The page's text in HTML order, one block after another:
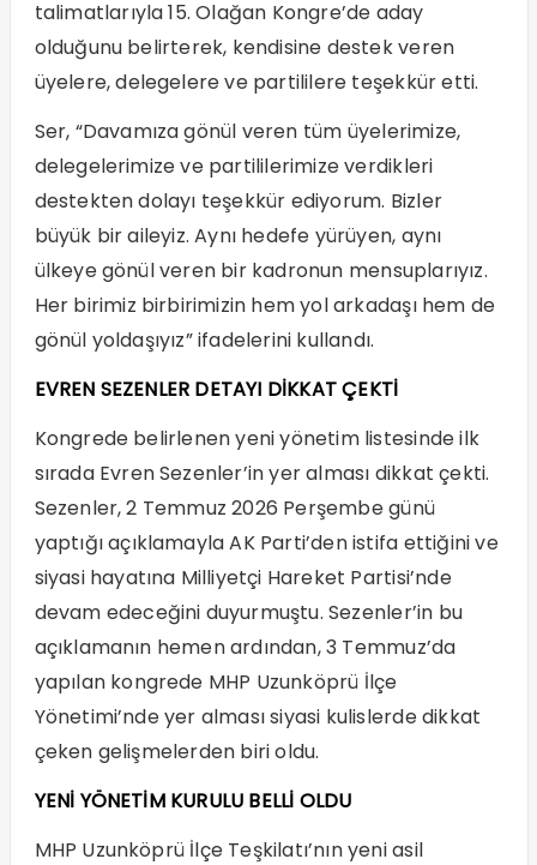
talimatlarıyla 15. Olağan Kongre’de aday
olduğunu belirterek, kendisine destek veren
üyelere, delegelere ve partililere teşekkür etti.
Ser, “Davamıza gönül veren tüm üyelerimize,
delegelerimize ve partililerimize verdikleri
destekten dolayı teşekkür ediyorum. Bizler
büyük bir aileyiz. Aynı hedefe yürüyen, aynı
ülkeye gönül veren bir kadronun mensuplarıyız.
Her birimiz birbirimizin hem yol arkadaşı hem de
gönül yoldaşıyız” ifadelerini kullandı.
EVREN SEZENLER DETAYI DİKKAT ÇEKTİ
Kongrede belirlenen yeni yönetim listesinde ilk
sırada Evren Sezenler’in yer alması dikkat çekti.
Sezenler, 2 Temmuz 2026 Perşembe günü
yaptığı açıklamayla AK Parti’den istifa ettiğini ve
siyasi hayatına Milliyetçi Hareket Partisi’nde
devam edeceğini duyurmuştu. Sezenler’in bu
açıklamanın hemen ardından, 3 Temmuz’da
yapılan kongrede MHP Uzunköprü İlçe
Yönetimi’nde yer alması siyasi kulislerde dikkat
çeken gelişmelerden biri oldu.
YENİ YÖNETİM KURULU BELLİ OLDU
MHP Uzunköprü İlçe Teşkilatı’nın yeni asil